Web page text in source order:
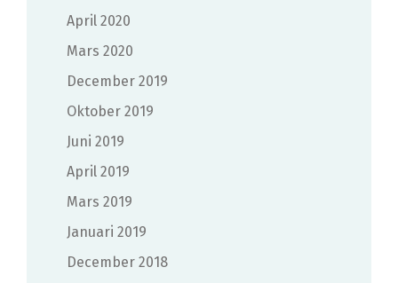
april 2020
mars 2020
december 2019
oktober 2019
juni 2019
april 2019
mars 2019
januari 2019
december 2018